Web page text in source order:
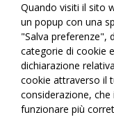
Quando visiti il sito
un popup con una
"Salva preferenze",
categorie di cookie
dichiarazione
cookie attraverso il
considerazione,
funzionare più